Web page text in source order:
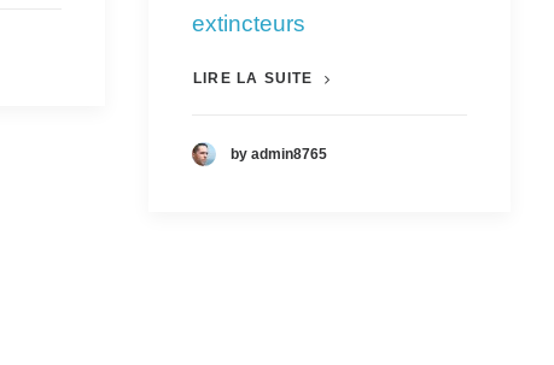
extincteurs
LIRE LA SUITE
by admin8765